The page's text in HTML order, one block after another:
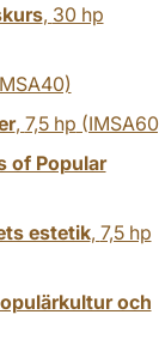
, 30 hp
, 7,5 hp
of Popular
estetik, 7,5 hp
och